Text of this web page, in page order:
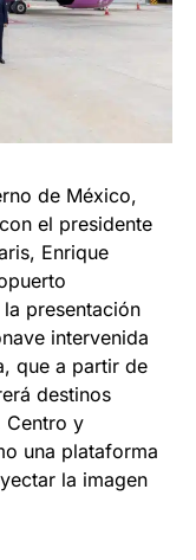
de México,
el presidente
Enrique
la presentación
intervenida
que a partir de
destinos
Centro y
una plataforma
la imagen